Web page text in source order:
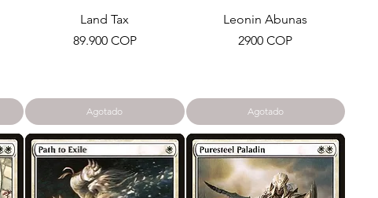
Land Tax
Precio
89.900 COP
Agotado
Leonin Abunas
Precio
2900 COP
Agotado